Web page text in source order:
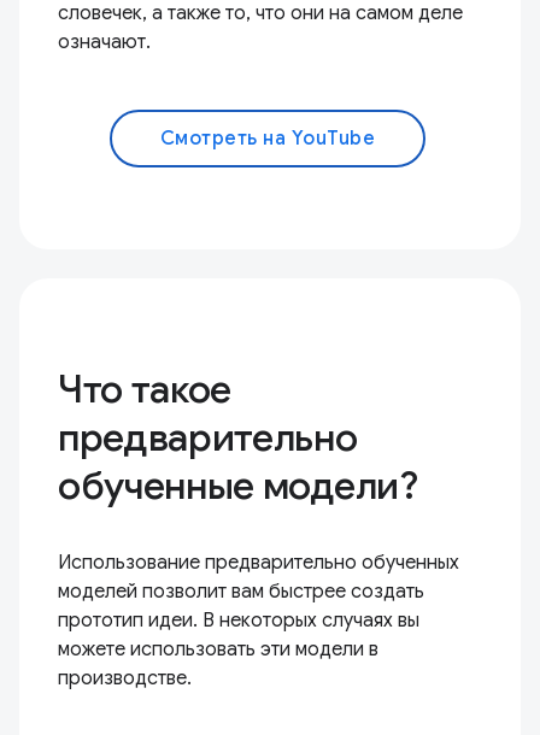
словечек, а также то, что они на самом деле
означают.
Смотреть на YouTube
Что такое
предварительно
обученные модели?
Использование предварительно обученных
моделей позволит вам быстрее создать
прототип идеи. В некоторых случаях вы
можете использовать эти модели в
производстве.